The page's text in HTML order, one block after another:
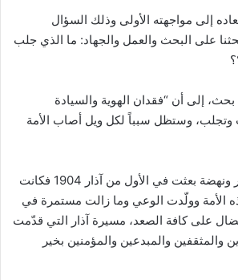
إلى مواجهته الأولى وذلك السؤال
على البحث والعمل والجهاد: ما الذي جلب
إلى أن “فقدان الهوية والسيادة
وستظل سبباً لكل ويل أصاب الأمة
نحتفل اليوم بولادة فكر ونهضة بعثت في الأول من آذار 1904 فكانت
الأمة وولّدت الوعي وما زالت مستمرة في
على كافة الصعد، مسيرة آذار التي قدّمت
والمثقفين والمبدعين والمؤمنين بخير